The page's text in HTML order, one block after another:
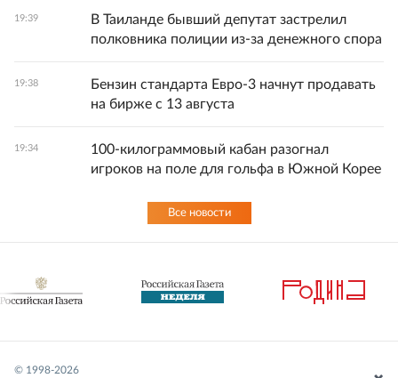
19:39
В Таиланде бывший депутат застрелил
полковника полиции из-за денежного спора
19:38
Бензин стандарта Евро-3 начнут продавать
на бирже с 13 августа
19:34
100-килограммовый кабан разогнал
игроков на поле для гольфа в Южной Корее
Все новости
© 1998-2026